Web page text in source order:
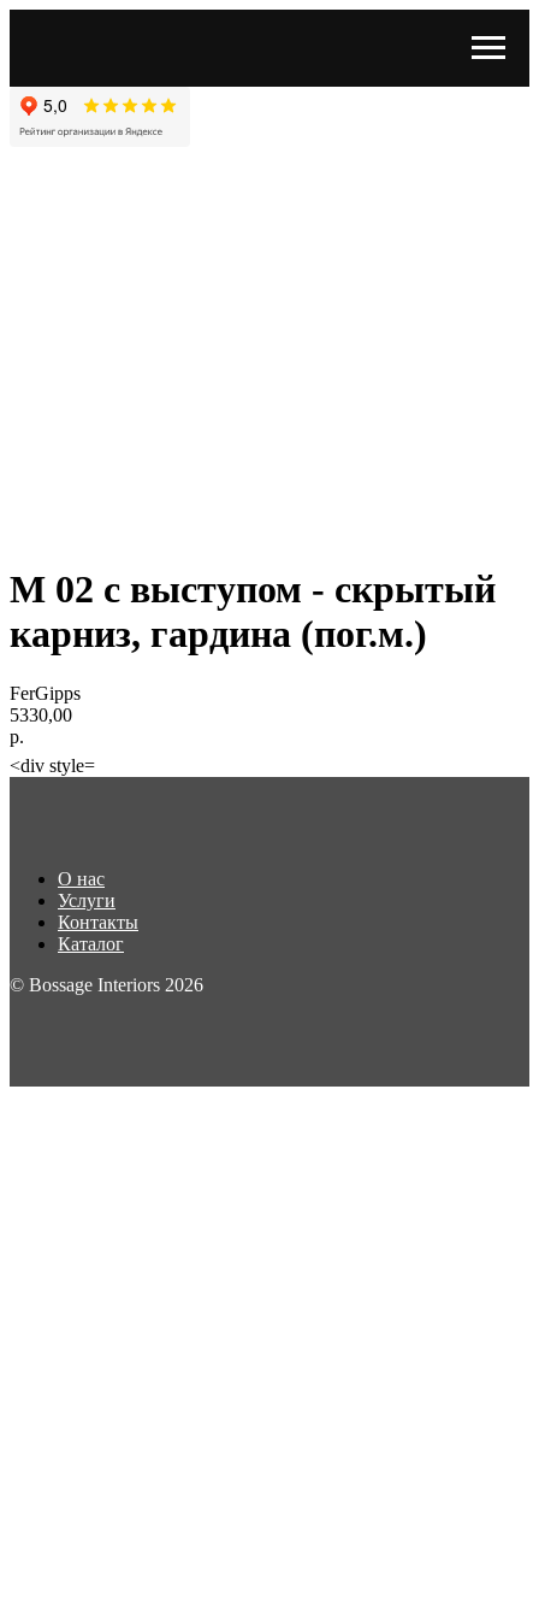
М 02 с выступом - скрытый
карниз, гардина (пог.м.)
FerGipps
5330,00
р.
<div style=
О нас
Услуги
Контакты
Каталог
© Bossage Interiors 2026